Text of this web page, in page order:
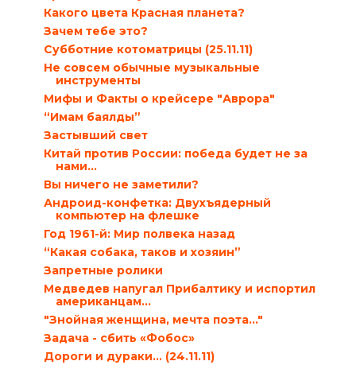
Какого цвета Красная планета?
Зачем тебе это?
Субботние котоматрицы (25.11.11)
Не совсем обычные музыкальные
инструменты
Мифы и Факты о крейсере "Аврора"
“Имам баялды”
Застывший свет
Китай против России: победа будет не за
нами…
Вы ничего не заметили?
Андроид-конфетка: Двухъядерный
компьютер на флешке
Год 1961-й: Мир полвека назад
“Какая собака, таков и хозяин”
Запретные ролики
Медведев напугал Прибалтику и испортил
американцам...
"Знойная женщина, мечта поэта…"
Задача - сбить «Фобос»
Дороги и дураки… (24.11.11)